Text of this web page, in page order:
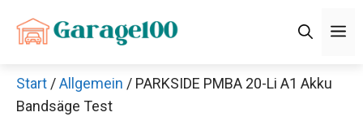
Inhalt
Start /Allgemein / PARKSIDE PMBA 20-Li A1 Akku
Bandsäge Test